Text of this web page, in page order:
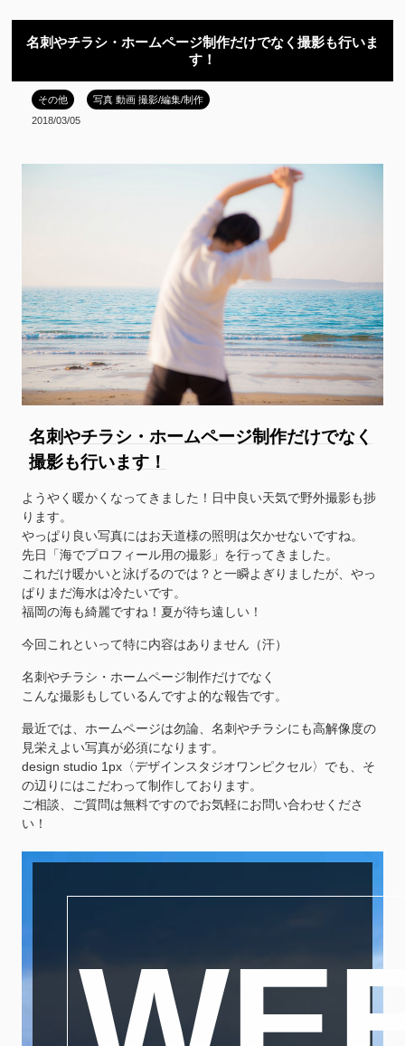
名刺やチラシ・ホームページ制作だけでなく撮影も行いま
す！
その他
写真 動画 撮影/編集/制作
2018/03/05
名刺やチラシ・ホームページ制作だけでなく
撮影も行います！
ようやく暖かくなってきました！日中良い天気で野外撮影も捗
ります。
やっぱり良い写真にはお天道様の照明は欠かせないですね。
先日「海でプロフィール用の撮影」を行ってきました。
これだけ暖かいと泳げるのでは？と一瞬よぎりましたが、やっ
ぱりまだ海水は冷たいです。
福岡の海も綺麗ですね！夏が待ち遠しい！
今回これといって特に内容はありません（汗）
名刺やチラシ・ホームページ制作だけでなく
こんな撮影もしているんですよ的な報告です。
最近では、ホームページは勿論、名刺やチラシにも高解像度の
見栄えよい写真が必須になります。
design studio 1px〈デザインスタジオワンピクセル〉でも、そ
の辺りにはこだわって制作しております。
ご相談、ご質問は無料ですのでお気軽にお問い合わせくださ
い！